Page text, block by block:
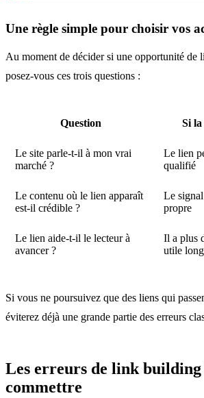
Une règle simple pour choisir vos
Au moment de décider si une opportunité de
posez-vous ces trois questions :
Question Si la
Le site parle-t-il à mon vrai
marché ?
Le lien
qualifié
Le contenu où le lien apparaît
est-il crédible ?
Le
propre
Le lien aide-t-il le lecteur à
avancer ?
Il a plus
utile
Si vous ne poursuivez que des liens qui
éviterez déjà une grande partie des erreurs
Les erreurs de link building
commettre